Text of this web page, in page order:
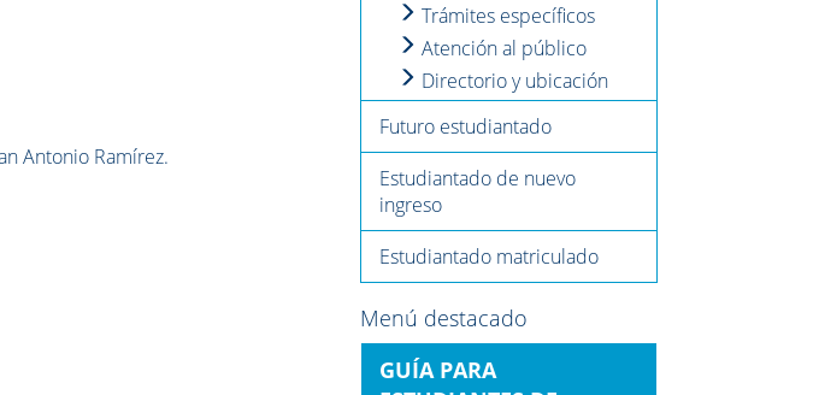
Antonio Ramírez.
Trámites específicos
Atención al público
Directorio y ubicación
Futuro estudiantado
Estudiantado de nuevo
ingreso
Estudiantado matriculado
Menú destacado
GUÍA PARA